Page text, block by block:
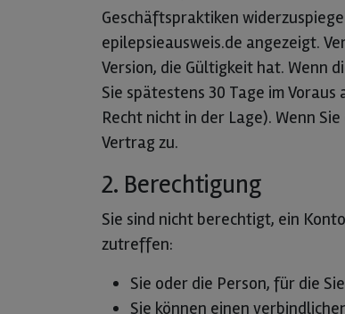
Geschäftspraktiken
epilepsieausweis.de angezeigt.
Version, die Gültigkeit hat. Wenn
Sie spätestens 30 Tage im
Recht nicht in der Lage). Wenn
Vertrag zu.
2. Berechtigung
Sie sind nicht berechtigt, ein
zutreffen:
Sie oder die Person, für die
Sie können einen